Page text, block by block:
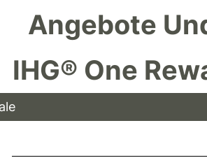
Angebote
IHG® One